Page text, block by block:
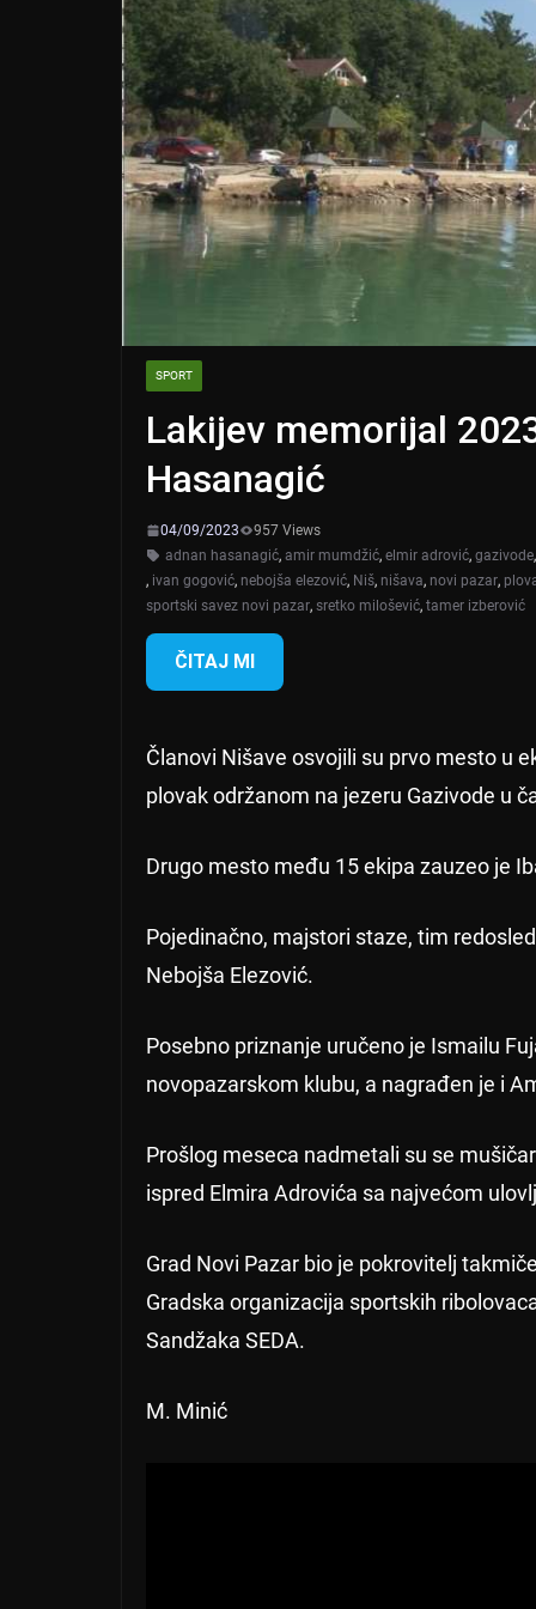
SPORT
Lakijev memorijal
Hasanagić
04/09/2023
957 Views
adnan hasanagić, amir mumdžić, elmir adrović, gazivode,
, ivan gogović, nebojša elezović, Niš, nišava, novi pazar,
sportski savez novi pazar, sretko milošević, tamer izberović
ČITAJ MI
Članovi Nišave osvojili su prvo mesto u
plovak održanom na jezeru Gazivode u
Drugo mesto među 15 ekipa zauzeo je
Pojedinačno, majstori staze, tim
Nebojša Elezović.
Posebno priznanje uručeno je Ismailu
novopazarskom klubu, a nagrađen je i
Prošlog meseca nadmetali su se
ispred Elmira Adrovića sa najvećom
Grad Novi Pazar bio je pokrovitelj
Gradska organizacija sportskih
Sandžaka SEDA.
M. Minić